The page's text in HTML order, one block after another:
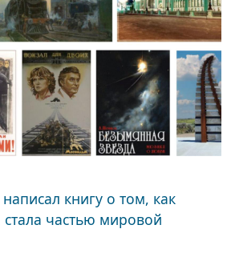
книгу о том, как
частью мировой